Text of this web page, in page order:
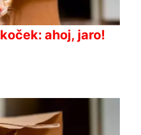
ahoj, jaro!